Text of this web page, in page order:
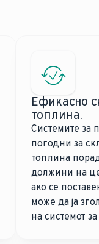
Ефикасно
топлина.
Системите за
погодни за
топлина
должини на
ако се
може да ја
на системот